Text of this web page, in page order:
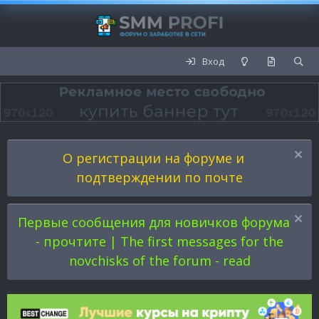
Вход
О регистрации на форуме и
подтверждении по почте
Первые сообщения для новичков форума
- прочтите | The first messages for the
novchisks of the forum - read